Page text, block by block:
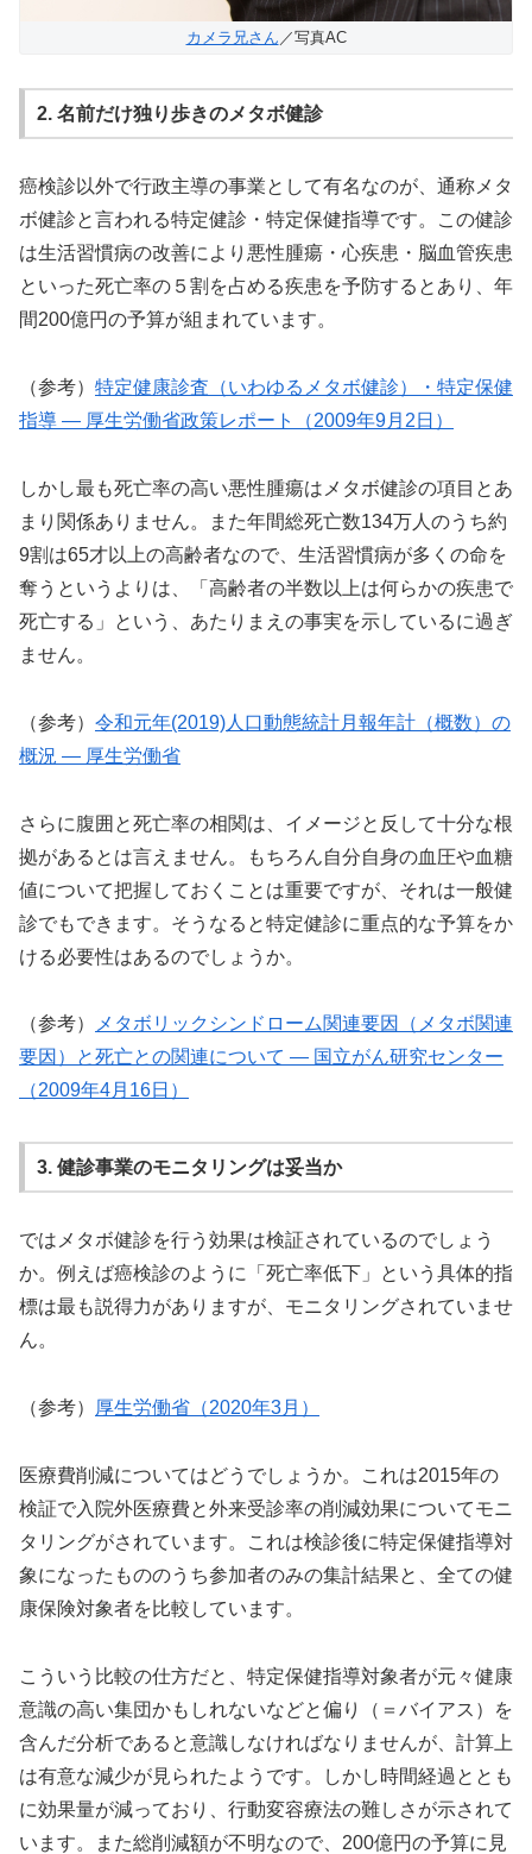
カメラ兄さん ／写真AC
2. 名前だけ独り歩きのメタボ健診
癌検診以外で行政主導の事業として有名なのが、通称メタ
ボ健診と言われる特定健診・特定保健指導です。この健診
は生活習慣病の改善により悪性腫瘍・心疾患・脳血管疾患
といった死亡率の５割を占める疾患を予防するとあり、年
間200億円の予算が組まれています。
（参考） 特定健康診査（いわゆるメタボ健診）・特定保健
指導 ― 厚生労働省政策レポート（2009年9月2日）
しかし最も死亡率の高い悪性腫瘍はメタボ健診の項目とあ
まり関係ありません。また年間総死亡数134万人のうち約
9割は65才以上の高齢者なので、生活習慣病が多くの命を
奪うというよりは、「高齢者の半数以上は何らかの疾患で
死亡する」という、あたりまえの事実を示しているに過ぎ
ません。
（参考） 令和元年(2019)人口動態統計月報年計（概数）の
概況 ― 厚生労働省
さらに腹囲と死亡率の相関は、イメージと反して十分な根
拠があるとは言えません。もちろん自分自身の血圧や血糖
値について把握しておくことは重要ですが、それは一般健
診でもできます。そうなると特定健診に重点的な予算をか
ける必要性はあるのでしょうか。
（参考）
メタボリックシンドローム関連要因（メタボ関連
要因）と死亡との関連について ― 国立がん研究センター
（2009年4月16日）
3. 健診事業のモニタリングは妥当か
ではメタボ健診を行う効果は検証されているのでしょう
か。例えば癌検診のように「死亡率低下」という具体的指
標は最も説得力がありますが、モニタリングされていませ
ん。
（参考） 厚生労働省（2020年3月）
医療費削減についてはどうでしょうか。これは2015年の
検証で入院外医療費と外来受診率の削減効果についてモニ
タリングがされています。これは検診後に特定保健指導対
象になったもののうち参加者のみの集計結果と、全ての健
康保険対象者を比較しています。
こういう比較の仕方だと、特定保健指導対象者が元々健康
意識の高い集団かもしれないなどと偏り（＝バイアス）を
含んだ分析であると意識しなければなりませんが、計算上
は有意な減少が見られたようです。しかし時間経過ととも
に効果量が減っており、行動変容療法の難しさが示されて
います。また総削減額が不明なので、200億円の予算に見